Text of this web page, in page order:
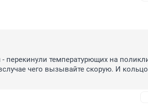
- перекинули температурющих на
чего вызывайте скорую. И кольцо